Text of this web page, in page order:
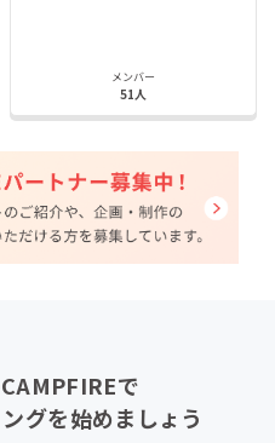
メンバー
51人
で
グを始めましょう